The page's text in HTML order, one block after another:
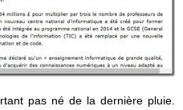
pas né de la dernière pluie.